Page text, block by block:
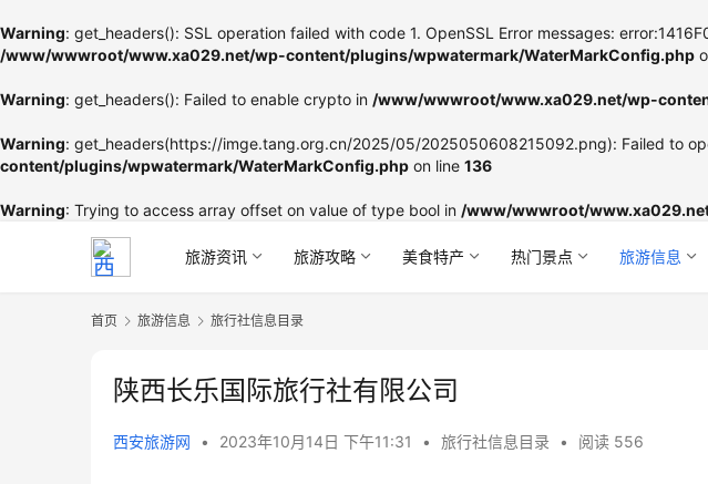
Warning: get_headers(): SSL operation failed with code 1. OpenSSL Error messages:
/www/wwwroot/www.xa029.net/wp-content/plugins/wpwatermark/WaterMarkConfig.php
Warning: get_headers(): Failed to enable crypto in /www/wwwroot/www.xa029.net/wp-
Warning: get_headers(https://imge.tang.org.cn/2025/05/2025050608215092.png): Failed to
content/plugins/wpwatermark/WaterMarkConfig.php on line 136
Warning: Trying to access array offset on value of type bool in /www/wwwroot/
旅游资讯 旅游攻略 美食特产 热门景点 旅游信息
首页 旅游信息 旅行社信息目录
陕西长乐国际旅行社有限公司
西安旅游网 • 2023年10月14日 下午11:31 • 旅行社信息目录 • 阅读 556